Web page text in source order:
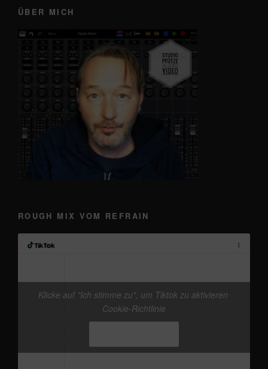
ÜBER MICH
ROUGH MIX VOM REFRAIN
@frankiebandneuer Track von mir. mal wieder
den Kopf freikriegen#Ostsee #Fehmarn
Klicke auf "Ich stimme zu", um Tiktok zu aktivieren
Cookie-Richtlinie